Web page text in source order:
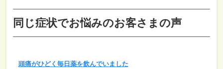
同じ症状でお悩みのお客さまの声
頭痛がひどく毎日薬を飲んでいました